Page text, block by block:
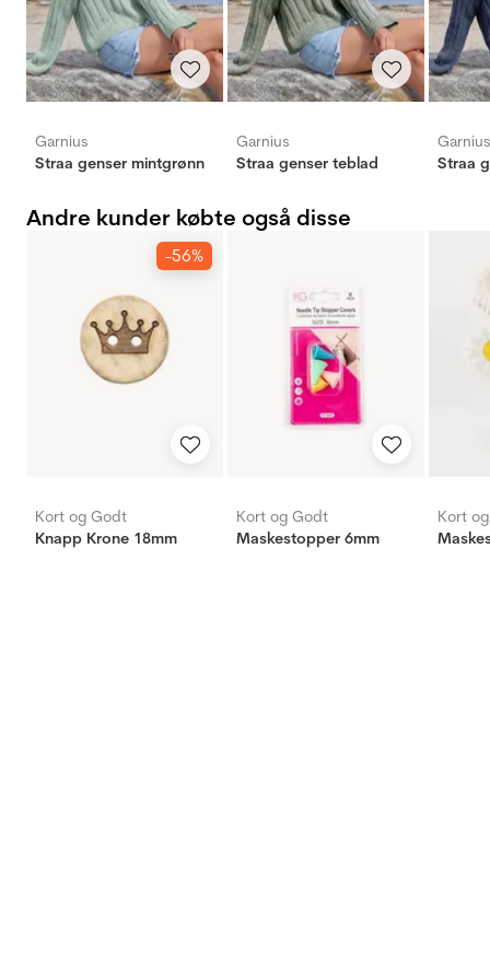
Garnius
Straa genser mintgrønn
Garnius
Straa genser teblad
Garnius
Straa
Andre kunder købte også disse
-56%
Kort og Godt
Knapp Krone 18mm
Kort og Godt
Maskestopper 6mm
Kort